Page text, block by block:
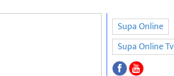
Supa Online
Supa Online Tv